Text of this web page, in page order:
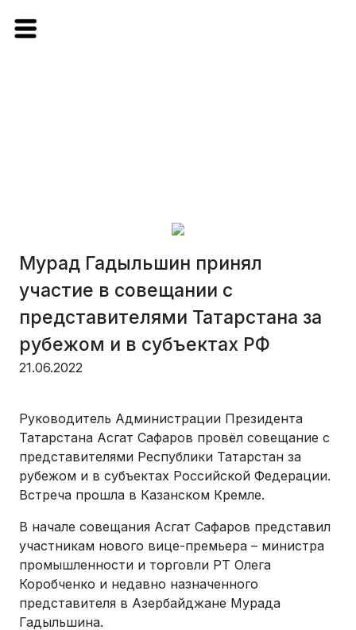
Мурад Гадыльшин принял
участие в совещании с
представителями Татарстана за
рубежом и в субъектах РФ
21.06.2022
Руководитель Администрации Президента
Татарстана Асгат Сафаров провёл совещание с
представителями Республики Татарстан за
рубежом и в субъектах Российской Федерации.
Встреча прошла в Казанском Кремле.
В начале совещания Асгат Сафаров представил
участникам нового вице-премьера – министра
промышленности и торговли РТ Олега
Коробченко и недавно назначенного
представителя в Азербайджане Мурада
Гадыльшина.